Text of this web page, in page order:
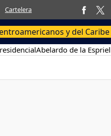
Cartelera
y del Caribe
Abelardo de la